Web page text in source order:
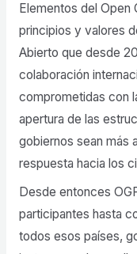
Elementos del Open
principios y valores
Abierto que desde
colaboración
comprometidas con
apertura de las
gobiernos sean más
respuesta hacia los
Desde entonces
participantes hasta
todos esos países,